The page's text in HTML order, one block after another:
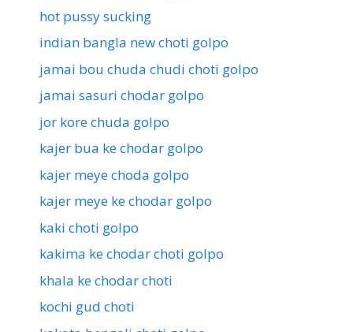
hot pussy sucking
indian bangla new choti golpo
jamai bou chuda chudi choti golpo
jamai sasuri chodar golpo
jor kore chuda golpo
kajer bua ke chodar golpo
kajer meye choda golpo
kajer meye ke chodar golpo
kaki choti golpo
kakima ke chodar choti golpo
khala ke chodar choti
kochi gud choti